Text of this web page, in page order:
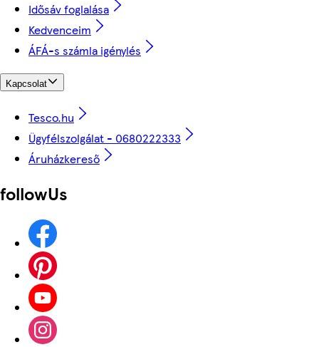
Idősáv foglalása
Kedvenceim
ÁFÁ-s számla igénylés
Kapcsolat
Tesco.hu
Ügyfélszolgálat - 0680222333
Áruházkereső
followUs